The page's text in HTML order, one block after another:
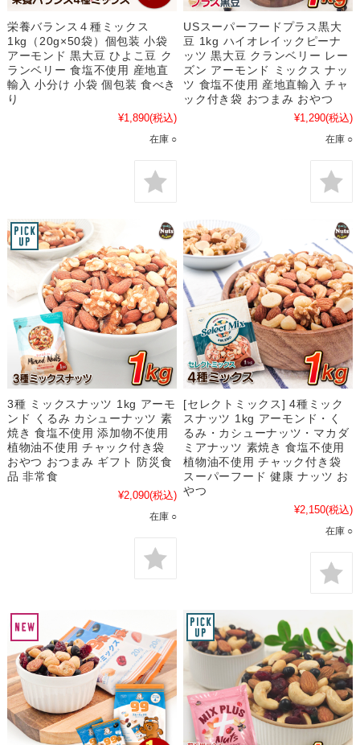
栄養バランス４種ミックス
1kg（20g×50袋）個包装 小袋
アーモンド 黒大豆 ひよこ豆 ク
ランベリー 食塩不使用 産地直
輸入 小分け 小袋 個包装 食べき
り
¥1,890(税込)
在庫 ○
USスーパーフードプラス黒大
豆 1kg ハイオレイックピーナ
ッツ 黒大豆 クランベリー レー
ズン アーモンド ミックス ナッ
ツ 食塩不使用 産地直輸入 チャ
ック付き袋 おつまみ おやつ
¥1,290(税込)
在庫 ○
3種 ミックスナッツ 1kg アーモ
ンド くるみ カシューナッツ 素
焼き 食塩不使用 添加物不使用
植物油不使用 チャック付き袋
おやつ おつまみ ギフト 防災食
品 非常食
¥2,090(税込)
在庫 ○
[セレクトミックス] 4種ミック
スナッツ 1kg アーモンド・く
るみ・カシューナッツ・マカダ
ミアナッツ 素焼き 食塩不使用
植物油不使用 チャック付き袋
スーパーフード 健康 ナッツ お
やつ
¥2,150(税込)
在庫 ○